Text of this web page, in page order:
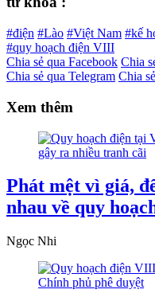
#điện #Lào #Việt Nam #kế
#quy hoạch điện VIII
Chia sẻ qua Facebook Chia
Chia sẻ qua Telegram Chia
Xem thêm
Phát mệt vì giá,
nhau về quy
Ngọc Nhi